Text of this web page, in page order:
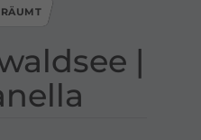
​|​